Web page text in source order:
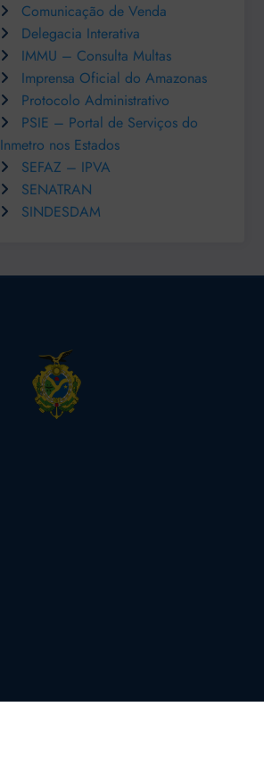
Comunicação de Venda
Delegacia Interativa
IMMU – Consulta Multas
Imprensa Oficial do Amazonas
Protocolo Administrativo
PSIE – Portal de Serviços do
Inmetro nos Estados
SEFAZ – IPVA
SENATRAN
SINDESDAM